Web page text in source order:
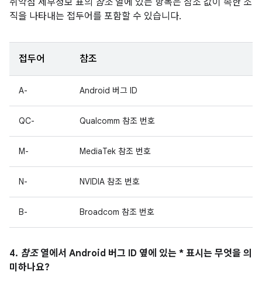
취약점 세부정보 표의 참조열에 있는 항목은 참조 값이 속한 조
직을 나타내는 접두어를 포함할 수 있습니다.
접두어 참조
A- Android 버그 ID
QC- Qualcomm 참조 번호
M- MediaTek 참조 번호
N- NVIDIA 참조 번호
B- Broadcom 참조 번호
4. 참조열에서 Android 버그 ID 옆에 있는 * 표시는 무엇을 의
미하나요?